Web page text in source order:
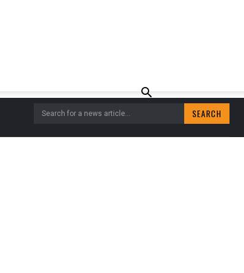
Search for a news article... SEARCH